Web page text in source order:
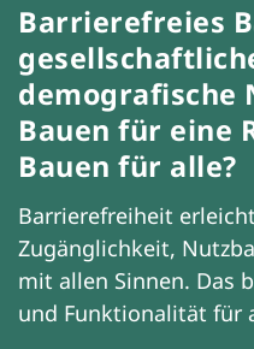
Barrierefreies
demografische
Bauen für eine
Bauen für alle?
Barrierefreiheit
Zugänglichkeit,
mit allen Sinnen. Das
und Funktionalität für